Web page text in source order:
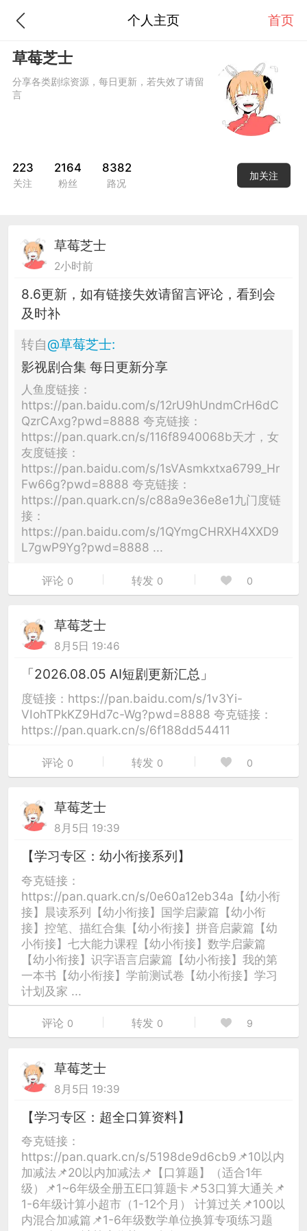
个人主页 首页
草莓芝士
分享各类剧综资源，每日更新，若失效了请留
言
223
关注
2164
粉丝
8382
路况
加关注
草莓芝士
2小时前
8.6更新，如有链接失效请留言评论，看到会
及时补
转自@草莓芝士:
影视剧合集 每日更新分享
人鱼度链接：
https://pan.baidu.com/s/12rU9hUndmCrH6dC
QzrCAxg?pwd=8888 夸克链接：
https://pan.quark.cn/s/116f8940068b天才，女
友度链接：
https://pan.baidu.com/s/1sVAsmkxtxa6799_Hr
Fw66g?pwd=8888 夸克链接：
https://pan.quark.cn/s/c88a9e36e8e1九门度链
接：
https://pan.baidu.com/s/1QYmgCHRXH4XXD9
L7gwP9Yg?pwd=8888 ...
评论 0 转发 0 0
草莓芝士
8月5日 19:46
「2026.08.05 AI短剧更新汇总」
度链接：https://pan.baidu.com/s/1v3Yi-
VIohTPkKZ9Hd7c-Wg?pwd=8888 夸克链接：
https://pan.quark.cn/s/6f188dd54411
评论 0 转发 0 0
草莓芝士
8月5日 19:39
【学习专区：幼小衔接系列】
夸克链接：
https://pan.quark.cn/s/0e60a12eb34a【幼小衔
接】晨读系列【幼小衔接】国学启蒙篇【幼小衔
接】控笔、描红合集【幼小衔接】拼音启蒙篇【幼
小衔接】七大能力课程【幼小衔接】数学启蒙篇
【幼小衔接】识字语言启蒙篇【幼小衔接】我的第
一本书【幼小衔接】学前测试卷【幼小衔接】学习
计划及家 ...
评论 0 转发 0 9
草莓芝士
8月5日 19:39
【学习专区：超全口算资料】
夸克链接：
https://pan.quark.cn/s/5198de9d6cb9📌10以内
加减法📌20以内加减法📌【口算题】（适合1年
级）📌1~6年级全册五E口算题卡📌53口算大通关📌
1-6年级计算小超市（1-12个月） 计算过关📌100以
内混合加减篇📌1-6年级数学单位换算专项练习题